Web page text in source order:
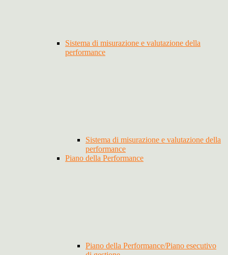
Sistema di misurazione e valutazione della
performance
Sistema di misurazione e valutazione della
performance
Piano della Performance
Piano della Performance/Piano esecutivo